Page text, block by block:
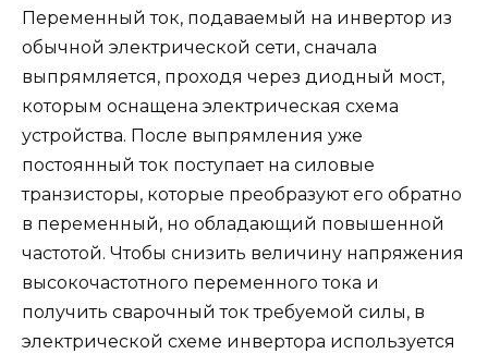
Переменный ток, подаваемый на инвертор из
обычной электрической сети, сначала
выпрямляется, проходя через диодный мост,
которым оснащена электрическая схема
устройства. После выпрямления уже
постоянный ток поступает на силовые
транзисторы, которые преобразуют его обратно
в переменный, но обладающий повышенной
частотой. Чтобы снизить величину напряжения
высокочастотного переменного тока и
получить сварочный ток требуемой силы, в
электрической схеме инвертора используется